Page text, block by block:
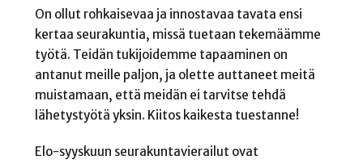
On ollut rohkaisevaa ja innostavaa tavata ensi
kertaa seurakuntia, missä tuetaan tekemäämme
työtä. Teidän tukijoidemme tapaaminen on
antanut meille paljon, ja olette auttaneet meitä
muistamaan, että meidän ei tarvitse tehdä
lähetystyötä yksin. Kiitos kaikesta tuestanne!
Elo-syyskuun seurakuntavierailut ovat